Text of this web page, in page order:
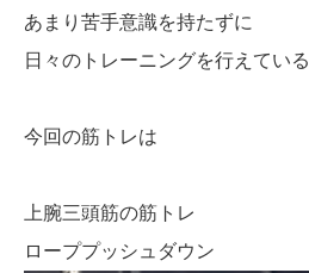
あまり苦手意識を持たずに
日々のトレーニングを行えている
今回の筋トレは
上腕三頭筋の筋トレ
ローププッシュダウン